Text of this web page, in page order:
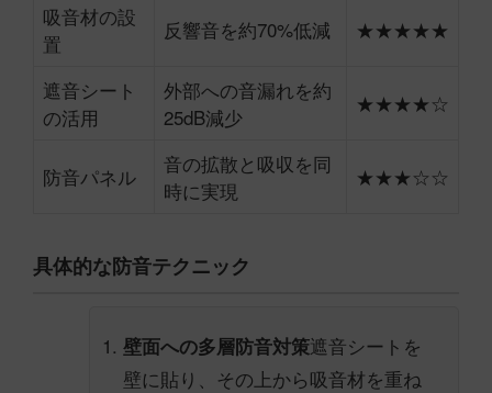
吸音材の設
置
反響音を約70%低減 ★★★★★
遮音シート
の活用
外部への音漏れを約
25dB減少
★★★★☆
防音パネル
音の拡散と吸収を同
時に実現
★★★☆☆
具体的な防音テクニック
壁面への多層防音対策遮音シートを
壁に貼り、その上から吸音材を重ね